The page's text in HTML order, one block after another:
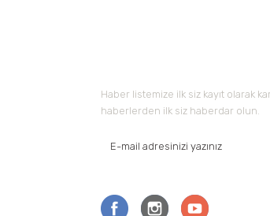
Haber listemize ilk siz kayıt olarak
haberlerden ilk siz haberdar olun.